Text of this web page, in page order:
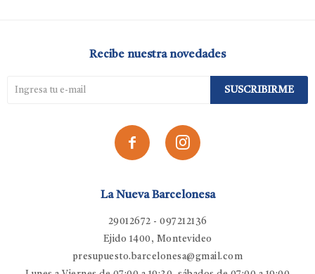
La Nueva Barcelonesa
29012672 - 097212136
Ejido 1400, Montevideo
presupuesto.barcelonesa@gmail.com
Recibe nuestra novedades
SUSCRIBIRME
 